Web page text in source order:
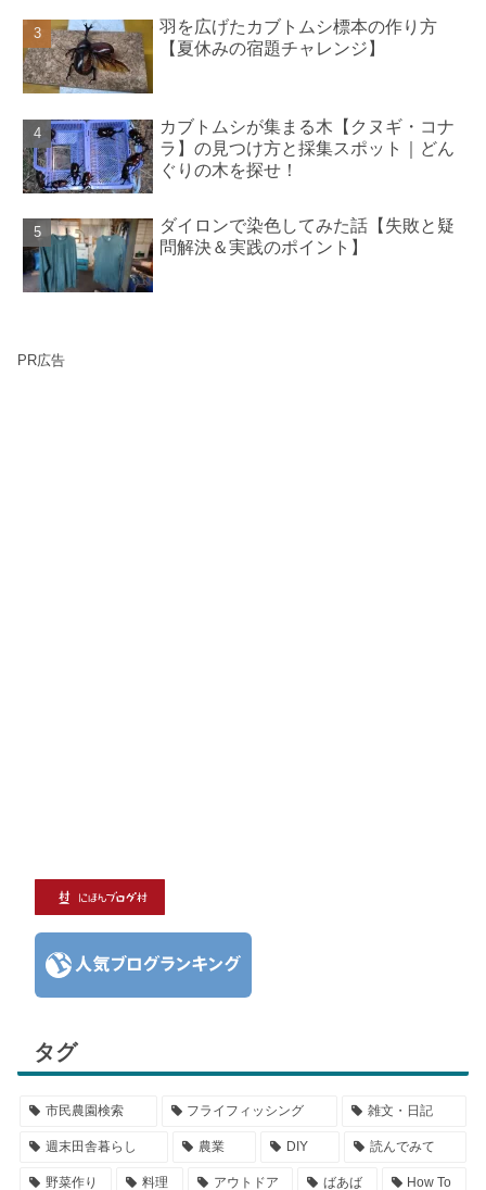
羽を広げたカブトムシ標本の作り方
【夏休みの宿題チャレンジ】
カブトムシが集まる木【クヌギ・コナ
ラ】の見つけ方と採集スポット｜どん
ぐりの木を探せ！
ダイロンで染色してみた話【失敗と疑
問解決＆実践のポイント】
PR広告
タグ
市民農園検索 フライフィッシング 雑文・日記
週末田舎暮らし 農業 DIY 読んでみて
野菜作り 料理 アウトドア ばあば How To